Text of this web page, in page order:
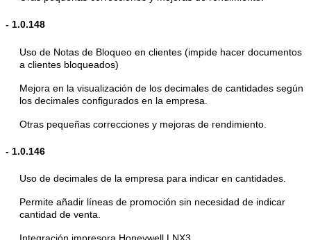
- 1.0.148
Uso de Notas de Bloqueo en clientes (impide hacer documentos
a clientes bloqueados)
Mejora en la visualización de los decimales de cantidades según
los decimales configurados en la empresa.
Otras pequeñas correcciones y mejoras de rendimiento.
- 1.0.146
Uso de decimales de la empresa para indicar en cantidades.
Permite añadir líneas de promoción sin necesidad de indicar
cantidad de venta.